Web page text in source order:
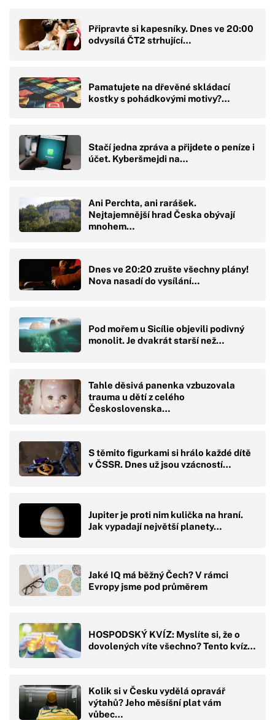
Připravte si kapesníky. Dnes ve 20:00
odvysílá ČT2 strhující…
Pamatujete na dřevěné skládací
kostky s pohádkovými motivy?…
Stačí jedna zpráva a přijdete o peníze i
účet. Kyberšmejdi na…
Ani Perchta, ani rarášek.
Nejtajemnější hrad Česka obývají
mnohem…
Dnes ve 20:20 zrušte všechny plány!
Nova nasadí do vysílání…
Pod mořem u Sicílie objevili podivný
monolit. Je dvakrát starší než…
Tahle děsivá panenka vzbuzovala
trauma u dětí z celého
Československa…
S těmito figurkami si hrálo každé dítě
v ČSSR. Dnes už jsou vzácností…
Jupiter je proti nim kulička na hraní.
Jak vypadají největší planety…
Jaké IQ má běžný Čech? V rámci
Evropy jsme pod průměrem
HOSPODSKÝ KVÍZ: Myslíte si, že o
dovolených víte všechno? Tento kvíz…
Kolik si v Česku vydělá opravář
výtahů? Jeho měsíšní plat vám
vůbec…